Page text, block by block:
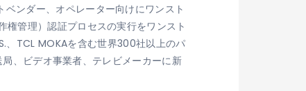
ンダー、オペレーター向けにワンスト
管理）認証プロセスの実行をワンスト
TCL MOKAを含む世界300社以上のパ
、ビデオ事業者、テレビメーカーに新